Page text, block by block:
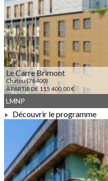
À PARTIR DE 42 400,00 €
Le Carre Brimont
Chatou (78400)
À PARTIR DE 115 400,00 €
À PARTIR DE 115 400,00 €
LMNP
Découvrir le programme